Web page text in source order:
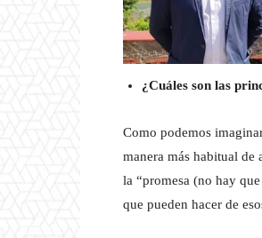
¿Cuáles son las
Como podemos
manera más habitual de
la “promesa (no hay
que pueden hacer de